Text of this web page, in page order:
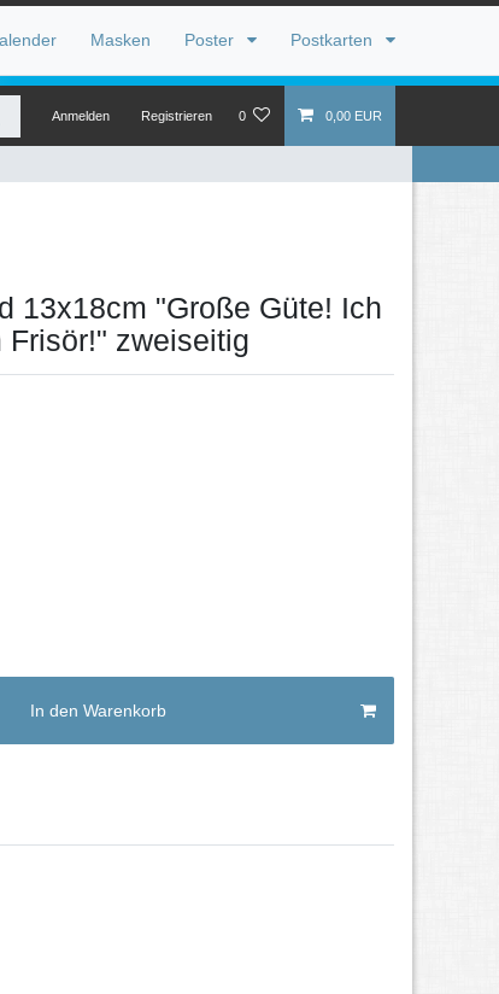
Masken Poster Postkarten
Anmelden Registrieren 0 0,00 EUR
13x18cm "Große Güte! Ich
zweiseitig
In den Warenkorb